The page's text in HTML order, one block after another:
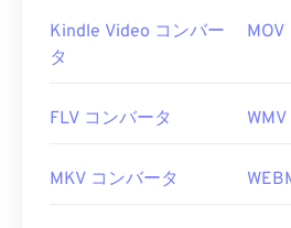
Kindle Video コンバー
タ
MOV
FLV コンバータ
MKV コンバータ